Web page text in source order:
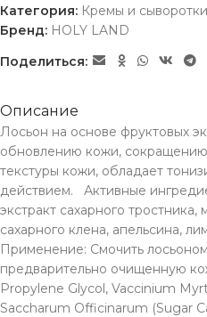
Категория: Кремы и сыворотки
Бренд: HOLY LAND
Поделиться:
Описание
Лосьон на основе фруктовых
обновлению кожи,
текстуры кожи, обладает
действием. Активные
экстракт сахарного тростника,
сахарного клена, апельсина,
Применение: Смочить
предварительно очищенную
Propylene Glycol, Vaccinium
Saccharum Officinarum (Sugar